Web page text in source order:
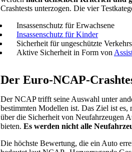
Crashtests unterzogen. Die vier
Insassenschutz für Erwachsene
Insassenschutz für Kinder
Sicherheit für ungeschützte
Aktive Sicherheit in Form von
Der Euro-NCAP-
Der NCAP trifft seine Auswahl unter
bestimmten Modellen ist. Das Ziel ist
über die Sicherheit von Neufahrzeugen
bieten. Es werden nicht alle
Die höchste Bewertung, die ein Auto